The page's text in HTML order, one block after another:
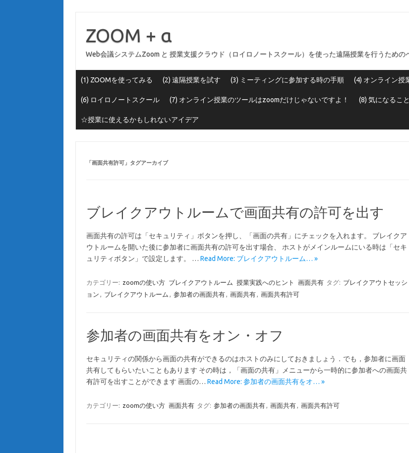
ッ
プ
ZOOM + α
Web会議システムZoom と 授業支援クラウド（ロイロノートスクール）を使った遠隔授業を行うための
(1) ZOOMを使ってみる (2) 遠隔授業を試す (3) ミーティングに参加する時の手順 (4) オンライン授
(6) ロイロノートスクール (7) オンライン授業のツールはzoomだけじゃないですよ！ (8) 気になるこ
☆授業に使えるかもしれないアイデア
「画面共有許可」タグアーカイブ
ブレイクアウトルームで画面共有の許可を出す
画面共有の許可は「セキュリティ」ボタンを押し、「画面の共有」にチェックを入れます。 ブレイクア
ウトルームを開いた後に参加者に画面共有の許可を出す場合、 ホストがメインルームにいる時は「セキ
ュリティボタン」で設定します。 … Read More: ブレイクアウトルーム… »
カテゴリー: zoomの使い方 ブレイクアウトルーム 授業実践へのヒント 画面共有 タグ: ブレイクアウトセッシ
ョン , ブレイクアウトルーム , 参加者の画面共有, 画面共有, 画面共有許可
参加者の画面共有をオン・オフ
セキュリティの関係から画面の共有ができるのはホストのみにしておきましょう．でも，参加者に画面
共有してもらいたいこともあります その時は，「画面の共有」メニューから一時的に参加者への画面共
有許可を出すことができます 画面の… Read More: 参加者の画面共有をオ… »
カテゴリー: zoomの使い方 画面共有 タグ: 参加者の画面共有, 画面共有, 画面共有許可